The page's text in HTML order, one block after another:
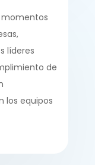
momentos
líderes
de
los equipos